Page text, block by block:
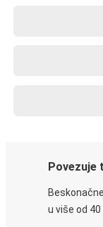
Povezuje
u više od 40